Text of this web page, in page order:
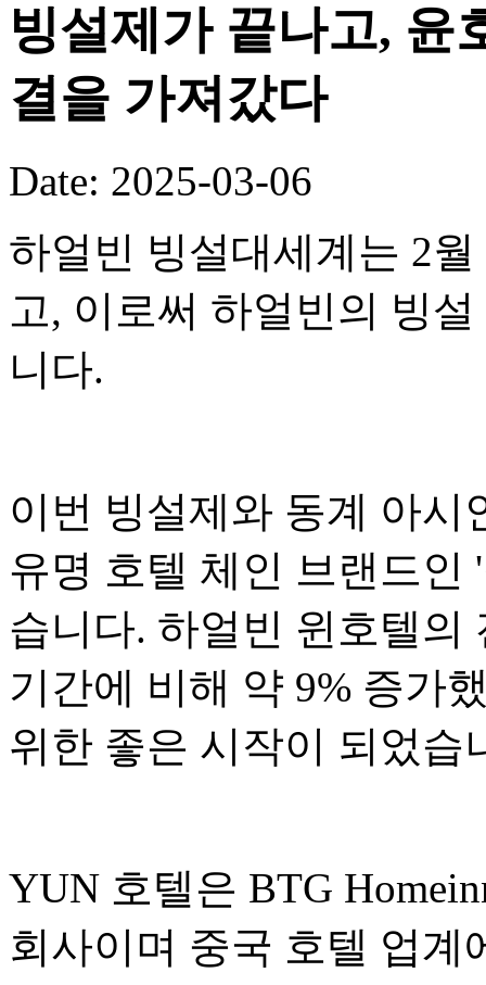
빙설제가 끝나고, 윤
결을 가져갔다
Date: 2025-03-06
하얼빈 빙설대세계는 2
고, 이로써 하얼빈의 빙
니다.
이번 빙설제와 동계 아
유명 호텔 체인 브랜드인
습니다. 하얼빈 윈호텔의
기간에 비해 약 9% 증가
위한 좋은 시작이 되었습
YUN 호텔은 BTG
회사이며 중국 호텔 업계